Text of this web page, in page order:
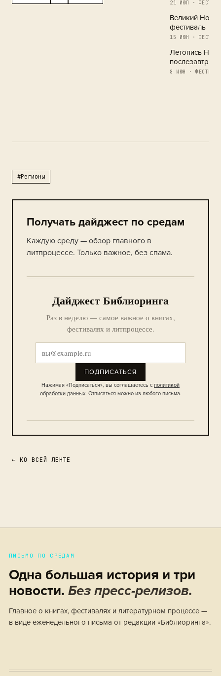
21 ИЮЛ ·
Великий
фестиваль
15 ИЮН ·
Летопись
послезавтра
8 ИЮН ·
#Регионы
Получать дайджест по средам
Каждую среду — обзор главного в
литпроцессе. Только важное, без спама.
Дайджест Библиоринга
Раз в неделю — самое важное о книгах,
фестивалях и литпроцессе.
ПОДПИСАТЬСЯ
Нажимая «Подписаться», вы соглашаетесь с политикой
обработки данных. Отписаться можно из любого письма.
← КО ВСЕЙ ЛЕНТЕ
ПИСЬМО ПО СРЕДАМ
Одна большая история и три
новости. Без пресс-релизов.
Главное о книгах, фестивалях и литературном процессе —
в виде еженедельного письма от редакции «Библиоринга».